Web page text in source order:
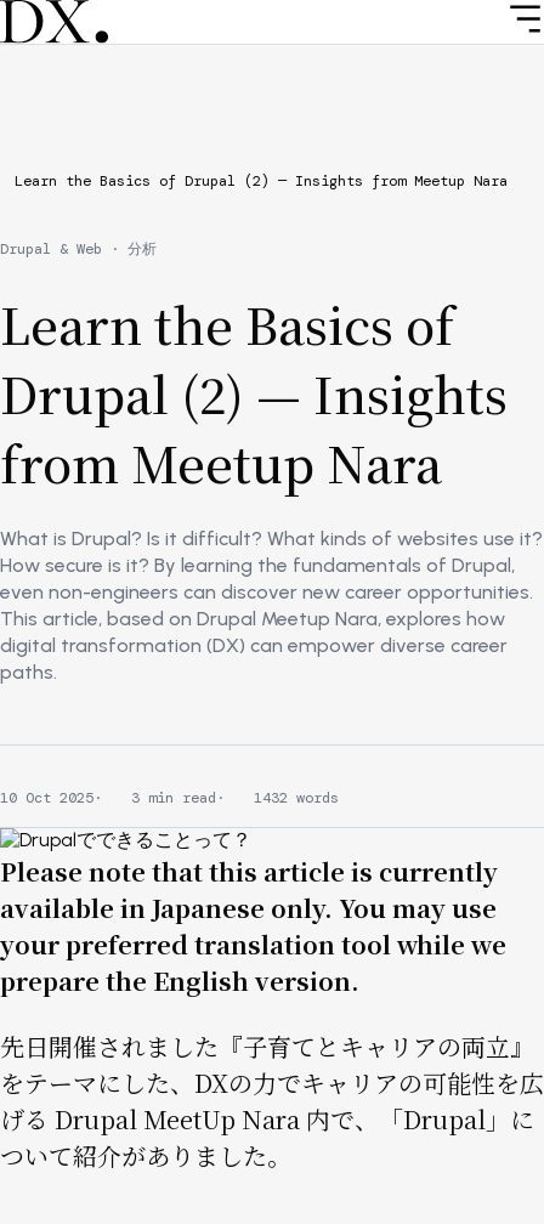
Skip
to
Breadcrumb
Learn the Basics of Drupal (2) — Insights from Meetup Nara
Drupal & Web · 分析
Learn the Basics of
Drupal (2) — Insights
from Meetup Nara
What is Drupal? Is it difficult? What kinds of websites use it?
How secure is it? By learning the fundamentals of Drupal,
even non-engineers can discover new career opportunities.
This article, based on Drupal Meetup Nara, explores how
digital transformation (DX) can empower diverse career
paths.
10 Oct 2025 3 min read 1432 words
Image
Please note that this article is currently
available in Japanese only. You may use
your preferred translation tool while we
prepare the English version.
先日開催されました『子育てとキャリアの両立』
をテーマにした、 DXの力でキャリアの可能性を広
げる Drupal MeetUp Nara 内で、「Drupal」に
ついて紹介がありました。